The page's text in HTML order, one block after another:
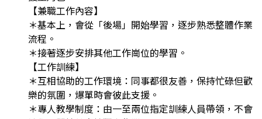
【兼職工作內容】
＊基本上，會從「後場」開始學習，逐步熟悉整體作業
流程。
＊接著逐步安排其他工作崗位的學習。
【工作訓練】
＊互相協助的工作環境：同事都很友善，保持忙碌但歡
樂的氛圍，爆單時會彼此支援。
＊專人教學制度：由一至兩位指定訓練人員帶領，不會